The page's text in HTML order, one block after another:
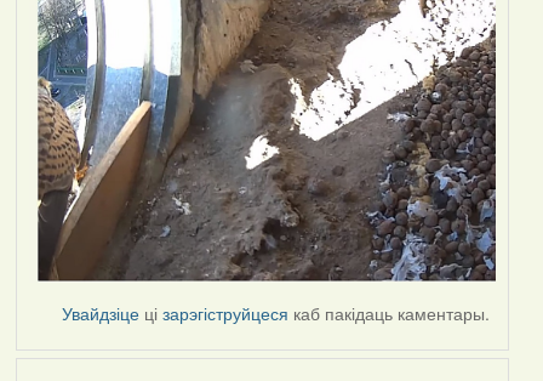
Увайдзіце цізарэгіструйцеся каб пакідаць каментары.